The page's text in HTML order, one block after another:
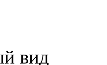
вид